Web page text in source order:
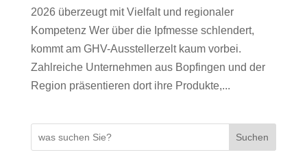
2026 überzeugt mit Vielfalt und regionaler
Kompetenz Wer über die Ipfmesse schlendert,
kommt am GHV-Ausstellerzelt kaum vorbei.
Zahlreiche Unternehmen aus Bopfingen und der
Region präsentieren dort ihre Produkte,...
Suchen